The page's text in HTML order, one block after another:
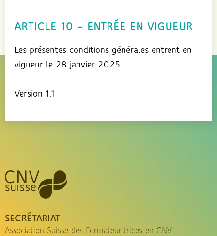
ARTICLE 10 – ENTRÉE EN VIGUEUR
Les présentes conditions générales entrent en
vigueur le 28 janvier 2025.
Version 1.1
SECRÉTARIAT
Association Suisse des Formateur·trices en CNV